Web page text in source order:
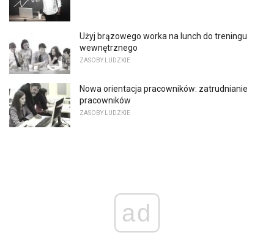
Użyj brązowego worka na lunch do treningu
wewnętrznego
ZASOBY LUDZKIE
Nowa orientacja pracowników: zatrudnianie
pracowników
ZASOBY LUDZKIE
ad